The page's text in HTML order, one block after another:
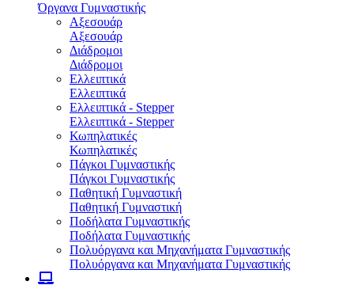
Όργανα Γυμναστικής
Αξεσουάρ
Αξεσουάρ
Διάδρομοι
Διάδρομοι
Ελλειπτικά
Ελλειπτικά
Ελλειπτικά - Stepper
Ελλειπτικά - Stepper
Κωπηλατικές
Κωπηλατικές
Πάγκοι Γυμναστικής
Πάγκοι Γυμναστικής
Παθητική Γυμναστική
Παθητική Γυμναστική
Ποδήλατα Γυμναστικής
Ποδήλατα Γυμναστικής
Πολυόργανα και Μηχανήματα Γυμναστικής
Πολυόργανα και Μηχανήματα Γυμναστικής